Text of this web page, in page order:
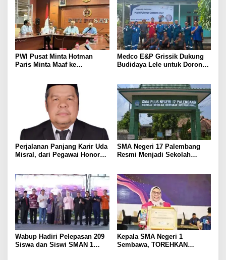
PWI Pusat Minta Hotman
Paris Minta Maaf ke
Medco E&P Grissik Dukung
Budidaya Lele untuk Dorong
Perjalanan Panjang Karir Uda
Misral, dari Pegawai Honorer
Eselon III
SMA Negeri 17 Palembang
Resmi Menjadi Sekolah
Wabup Hadiri Pelepasan 209
Siswa dan Siswi SMAN 1
Kepala SMA Negeri 1
Sembawa, TOREHKAN